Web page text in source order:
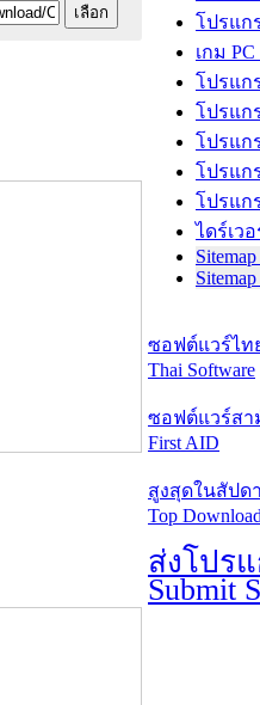
โปรแก
เกม
โปรแก
โปรแก
โปรแก
โปรแก
โปรแก
ไดร์เว
ซอฟต์แวร์ไท
Thai Software
ซอฟต์แวร์ส
First AID
สูงสุดในสัปด
Top Download
ส่งโปร
Submit